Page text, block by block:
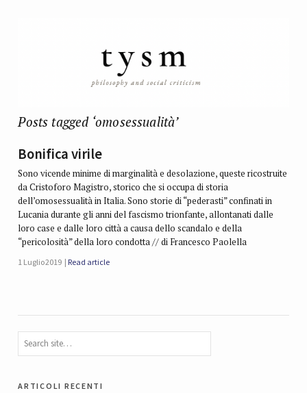
Posts tagged ‘omosessualità’
Bonifica virile
Sono vicende minime di marginalità e desolazione, queste ricostruite
da Cristoforo Magistro, storico che si occupa di storia
dell’omosessualità in Italia. Sono storie di “pederasti” confinati in
Lucania durante gli anni del fascismo trionfante, allontanati dalle
loro case e dalle loro città a causa dello scandalo e della
“pericolosità” della loro condotta // di Francesco Paolella
1 Luglio 2019 Read article
articoli recenti